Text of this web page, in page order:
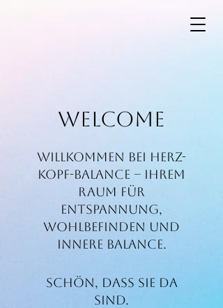
WELCOME
Willkommen bei Herz-
Kopf-Balance – Ihrem
Raum für
Entspannung,
Wohlbefinden und
innere Balance.
Schön, dass Sie da
sind.